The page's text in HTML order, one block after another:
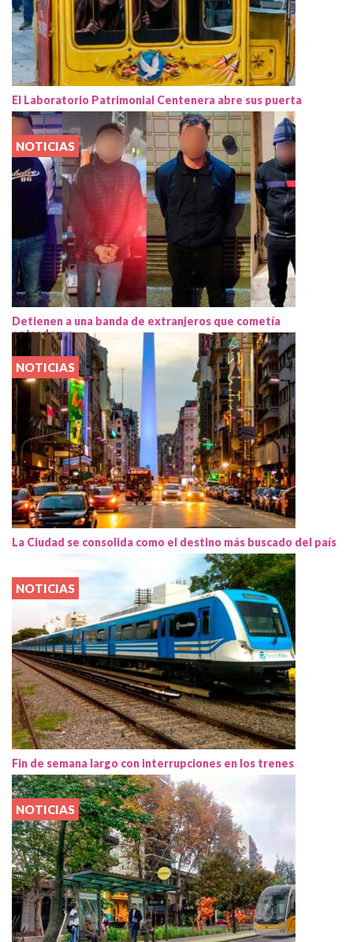
El Laboratorio Patrimonial Centenera abre sus puerta
NOTICIAS
Detienen a una banda de extranjeros que cometía
entraderas
NOTICIAS
La Ciudad se consolida como el destino más buscado del país
NOTICIAS
Fin de semana largo con interrupciones en los trenes
NOTICIAS